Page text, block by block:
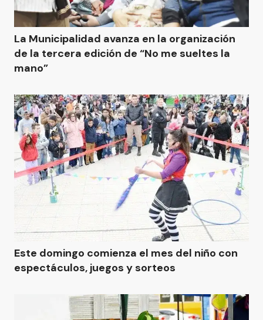
La Municipalidad avanza en la organización
de la tercera edición de “No me sueltes la
mano”
Este domingo comienza el mes del niño con
espectáculos, juegos y sorteos